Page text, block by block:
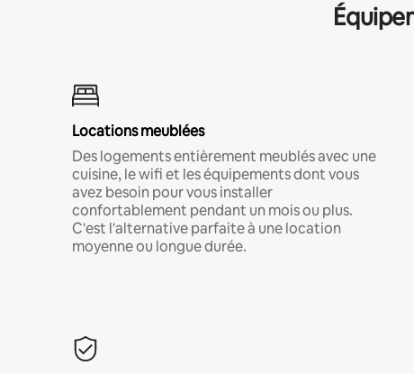
Locations meublées
Des logements entièrement meublés avec une
cuisine, le wifi et les équipements dont vous
avez besoin pour vous installer
confortablement pendant un mois ou plus.
C'est l'alternative parfaite à une location
moyenne ou longue durée.